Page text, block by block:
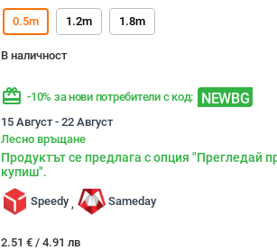
0.5m 1.2m 1.8m
В наличност
redeem -10% за нови потребители с код: NEWBG
15 Август - 22 Август
Лесно връщане
Продуктът се предлага с опция "Прегледай
купиш".
Speedy , Sameday
2.51 € / 4.91 лв